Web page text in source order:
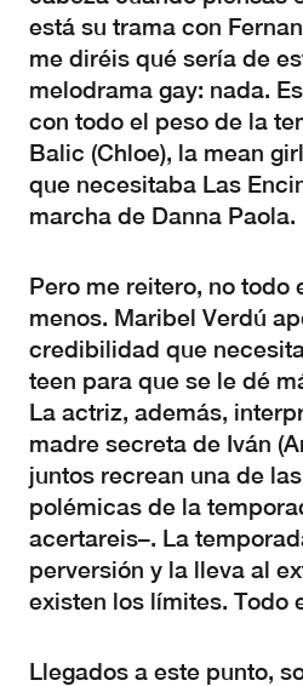
está su trama con
me diréis qué sería de
melodrama gay: nada.
con todo el peso de la
Balic (Chloe), la mean
que necesitaba Las
marcha de Danna Paola.
Pero me reitero, no todo
menos. Maribel Verdú
credibilidad que
teen para que se le dé
La actriz, además,
madre secreta de Iván
juntos recrean una de
polémicas de la
acertareis–. La
perversión y la lleva al
existen los límites. Todo
Llegados a este punto,